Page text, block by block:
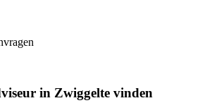
in Zwiggelte vinden